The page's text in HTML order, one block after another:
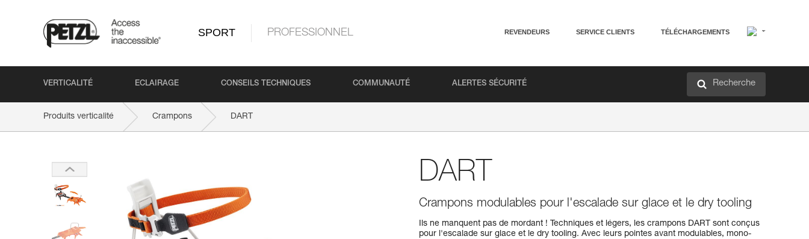
SPORT PROFESSIONNEL REVENDEURS SERVICE CLIENTS TÉLÉCHARGEMENTS
VERTICALITÉ ECLAIRAGE CONSEILS TECHNIQUES COMMUNAUTÉ ALERTES SÉCURITÉ Recherche
Produits verticalité Crampons DART
DART
Crampons modulables pour l'escalade sur glace et le dry tooling
Ils ne manquent pas de mordant ! Techniques et légers, les crampons DART sont conçus
pour l'escalade sur glace et le dry tooling. Avec leurs pointes avant modulables, mono-